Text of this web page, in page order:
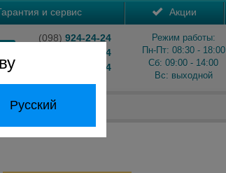
Русский
и сервис Акции
(098) 924-24-24
204-24-24
824-24-24
Режим работы:
Пн-Пт: 08:30 - 18:00
Сб: 09:00 - 14:00
Вс: выходной
24-24